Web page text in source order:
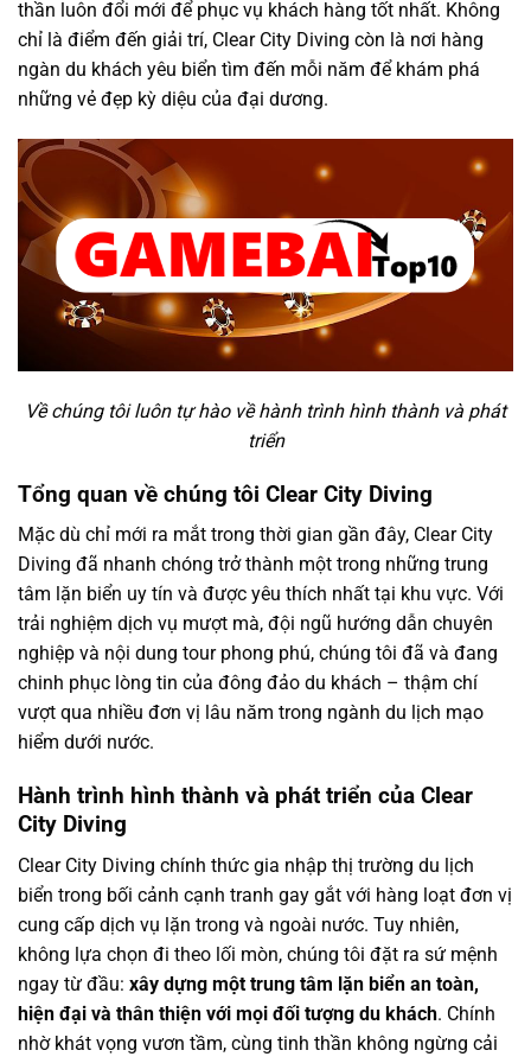
thần luôn đổi mới để phục vụ khách hàng tốt nhất. Không
chỉ là điểm đến giải trí, Clear City Diving còn là nơi hàng
ngàn du khách yêu biển tìm đến mỗi năm để khám phá
những vẻ đẹp kỳ diệu của đại dương.
Về chúng tôi luôn tự hào về hành trình hình thành và phát
triển
Tổng quan về chúng tôi Clear City Diving
Mặc dù chỉ mới ra mắt trong thời gian gần đây, Clear City
Diving đã nhanh chóng trở thành một trong những trung
tâm lặn biển uy tín và được yêu thích nhất tại khu vực. Với
trải nghiệm dịch vụ mượt mà, đội ngũ hướng dẫn chuyên
nghiệp và nội dung tour phong phú, chúng tôi đã và đang
chinh phục lòng tin của đông đảo du khách – thậm chí
vượt qua nhiều đơn vị lâu năm trong ngành du lịch mạo
hiểm dưới nước.
Hành trình hình thành và phát triển của Clear
City Diving
Clear City Diving chính thức gia nhập thị trường du lịch
biển trong bối cảnh cạnh tranh gay gắt với hàng loạt đơn vị
cung cấp dịch vụ lặn trong và ngoài nước. Tuy nhiên,
không lựa chọn đi theo lối mòn, chúng tôi đặt ra sứ mệnh
ngay từ đầu: xây dựng một trung tâm lặn biển an toàn,
hiện đại và thân thiện với mọi đối tượng du khách. Chính
nhờ khát vọng vươn tầm, cùng tinh thần không ngừng cải